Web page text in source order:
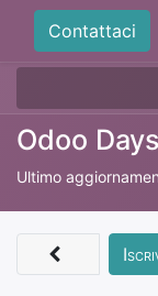
Contattaci
Odoo
Ultimo